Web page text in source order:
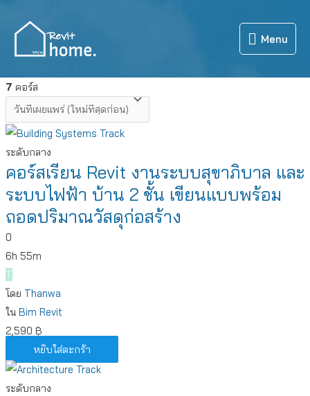
Menu
Menu
7 คอร์ส
ระดับกลาง
คอร์สเรียน Revit งานระบบสุขาภิบาล และ
ระบบไฟฟ้า บ้าน 2 ชั้น เขียนแบบพร้อม
ถอดปริมาณวัสดุก่อสร้าง
0
6h 55m
T
โดย Thanwa
ใน Bim Revit
2,590 ฿
หยิบใส่ตะกร้า
ระดับกลาง